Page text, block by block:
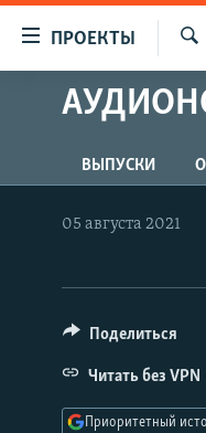
упрощенного
доступа
Вернуться
к
основному
главной
Вернутся
ПРОЕКТЫ
ПРОГРАММЫ
АВТОРСКИЕ
ЦИТАТЫ СВОБОДЫ
IDEL.РЕАЛИИ
КАВКАЗ.РЕАЛИИ
СЕВЕР.РЕАЛИИ
ВЫПУСКИ
05 августа 2021
Поделиться
Читать без VPN
Приоритетный